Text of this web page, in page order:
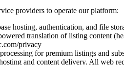
providers to operate our platform:
hosting, authentication, and file
translation of listing content
privacy
for premium listings and
and content delivery. All web